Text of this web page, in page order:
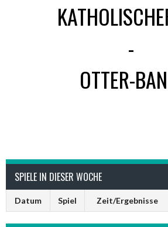
-
OTTER-
SPIELE IN DIESER WOCHE
Datum Spiel Zeit/Ergebnisse